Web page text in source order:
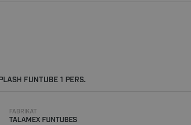
FUNTUBE 1 PERS.
FABRIKAT
TALAMEX FUNTUBES